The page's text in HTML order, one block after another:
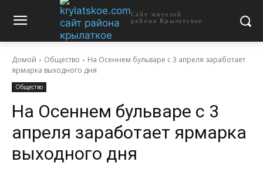
Сайт жителей
района Крылатское
Домой Общество
На Осеннем бульваре с 3 апреля заработает
ярмарка выходного дня
Общество
На Осеннем бульваре с 3
апреля заработает ярмарка
выходного дня